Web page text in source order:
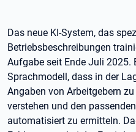
Das neue KI-System, das
Betriebsbeschreibungen
Aufgabe seit Ende Juli 2025.
Sprachmodell, dass in der
Angaben von Arbeitgebern zu
verstehen und den
automatisiert zu ermitteln.